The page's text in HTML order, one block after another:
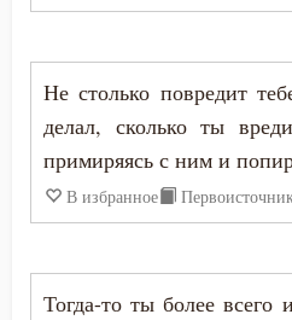
Не столько повредит
делал, сколько ты
примиряясь с ним и
В избранное
Тогда-то ты более всего